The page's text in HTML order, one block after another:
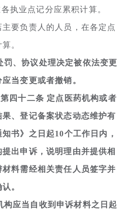
执业点记分应累积计算。
要负责人的人员，在各定点
。
罚、协议处理决定被依法变更
当变更或者撤销。
四十二条 定点医药机构或者
、登记备案状态动态维护有
书》之日起10个工作日内，
出申诉，说明理由并提供相
料需经相关责任人员签字并
。
构应当自收到申诉材料之日起